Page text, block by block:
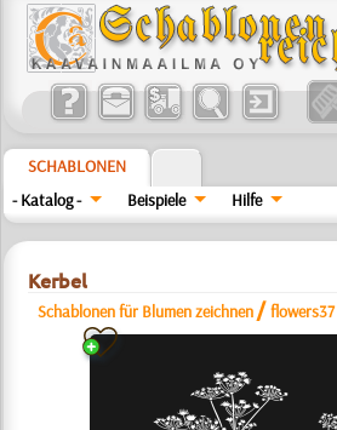
SCHABLONEN
- Katalog -
Beispiele Hilfe
Kerbel
Schablonen für Blumen zeichnen /flowers37